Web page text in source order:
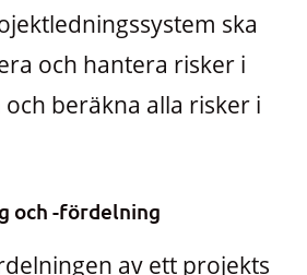
ska
och hantera risker i
beräkna alla risker i
och -fördelning
av ett projekts